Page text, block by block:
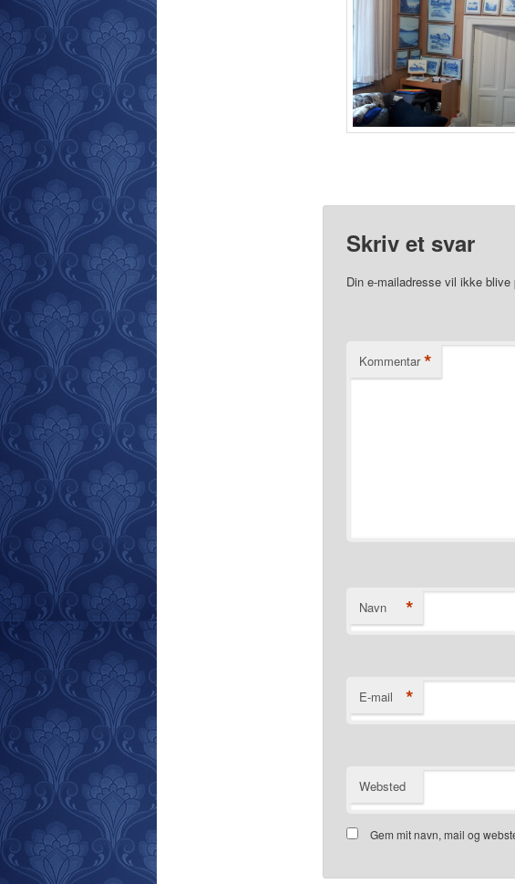
Skriv et svar
Din e-mailadresse vil ikke blive
Kommentar *
Navn *
E-mail *
Websted
Gem mit navn, mail og